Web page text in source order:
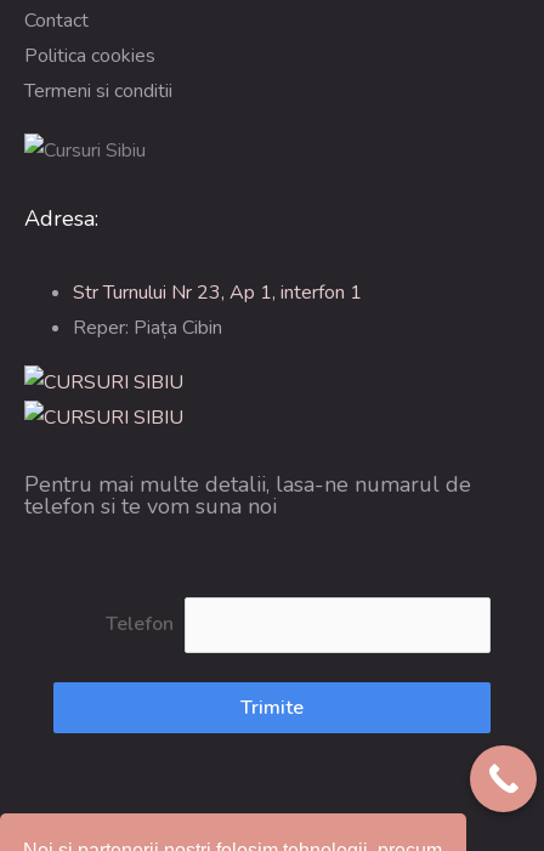
Contact
Politica cookies
Termeni si conditii
Adresa:
Str Turnului Nr 23, Ap 1, interfon 1
Reper: Piața Cibin
Pentru mai multe detalii, lasa-ne numarul de
telefon si te vom suna noi
Telefon
Trimite